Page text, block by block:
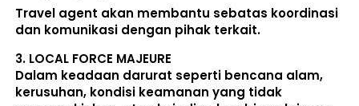
Travel agent akan membantu sebatas koordinasi
dan komunikasi dengan pihak terkait.
3. LOCAL FORCE MAJEURE
Dalam keadaan darurat seperti bencana alam,
kerusuhan, kondisi keamanan yang tidak